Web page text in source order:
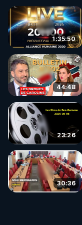
1:35:50
44:48
23:26
30:36